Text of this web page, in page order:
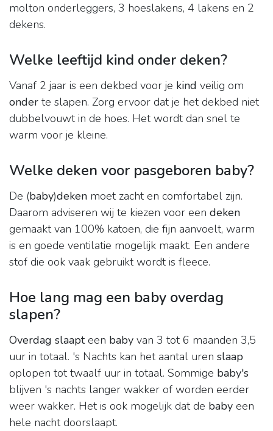
molton onderleggers, 3 hoeslakens, 4 lakens en 2
dekens.
Welke leeftijd kind onder deken?
Vanaf 2 jaar is een dekbed voor je kind veilig om
onder te slapen. Zorg ervoor dat je het dekbed niet
dubbelvouwt in de hoes. Het wordt dan snel te
warm voor je kleine.
Welke deken voor pasgeboren baby?
De (baby)deken moet zacht en comfortabel zijn.
Daarom adviseren wij te kiezen voor een deken
gemaakt van 100% katoen, die fijn aanvoelt, warm
is en goede ventilatie mogelijk maakt. Een andere
stof die ook vaak gebruikt wordt is fleece.
Hoe lang mag een baby overdag
slapen?
Overdag slaapteen baby van 3 tot 6 maanden 3,5
uur in totaal. 's Nachts kan het aantal uren slaap
oplopen tot twaalf uur in totaal. Sommige baby's
blijven 's nachts langer wakker of worden eerder
weer wakker. Het is ook mogelijk dat de baby een
hele nacht doorslaapt.